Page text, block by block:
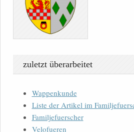
zuletzt überarbeitet
Wappenkunde
Liste der Artikel im
Familjefuerscher
Velofueren